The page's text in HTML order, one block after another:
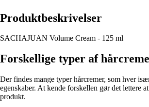
Produktbeskrivelser
SACHAJUAN Volume Cream - 125 ml
Forskellige typer af
Der findes mange typer hårcremer, som hver
egenskaber. At kende forskellen gør det lettere
produkt.